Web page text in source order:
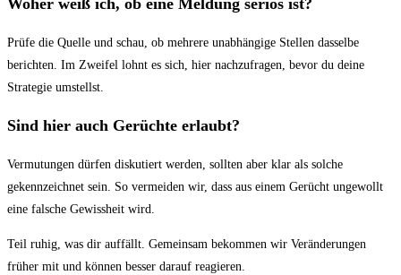
Woher weiß ich, ob eine Meldung seriös ist?
Prüfe die Quelle und schau, ob mehrere unabhängige Stellen dasselbe
berichten. Im Zweifel lohnt es sich, hier nachzufragen, bevor du deine
Strategie umstellst.
Sind hier auch Gerüchte erlaubt?
Vermutungen dürfen diskutiert werden, sollten aber klar als solche
gekennzeichnet sein. So vermeiden wir, dass aus einem Gerücht ungewollt
eine falsche Gewissheit wird.
Teil ruhig, was dir auffällt. Gemeinsam bekommen wir Veränderungen
früher mit und können besser darauf reagieren.